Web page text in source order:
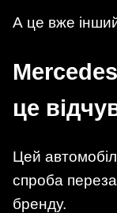
А це вже
це
Цей
спроба
бренду.